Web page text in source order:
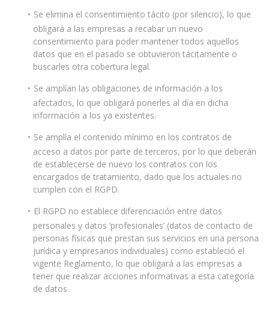
Se elimina el consentimiento tácito (por silencio), lo que
obligará a las empresas a recabar un nuevo
consentimiento para poder mantener todos aquellos
datos que en el pasado se obtuvieron tácitamente o
buscarles otra cobertura legal.
Se amplían las obligaciones de información a los
afectados, lo que obligará ponerles al día en dicha
información a los ya existentes.
Se amplía el contenido mínimo en los contratos de
acceso a datos por parte de terceros, por lo que deberán
de establecerse de nuevo los contratos con los
encargados de tratamiento, dado que los actuales no
cumplen con el RGPD.
El RGPD no establece diferenciación entre datos
personales y datos ‘profesionales’ (datos de contacto de
personas físicas que prestan sus servicios en una persona
jurídica y empresarios individuales) como estableció el
vigente Reglamento, lo que obligará a las empresas a
tener que realizar acciones informativas a esta categoría
de datos.